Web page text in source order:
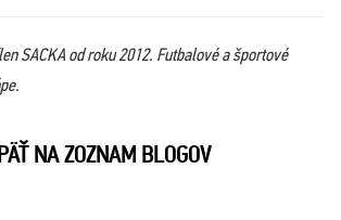
SACKA od roku 2012. Futbalové a športové
NA ZOZNAM BLOGOV